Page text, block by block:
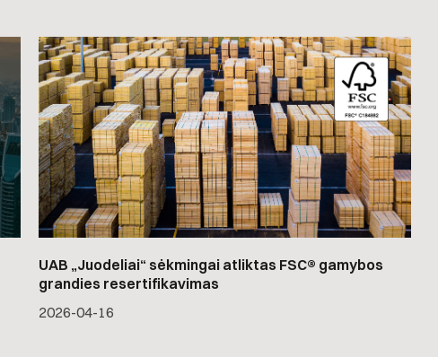
UAB „Juodeliai“ sėkmingai atliktas FSC® gamybos
grandies resertifikavimas
2026-04-16